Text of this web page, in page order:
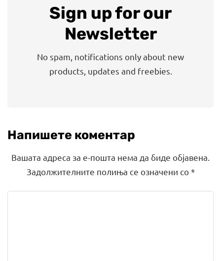
Sign up for our
Newsletter
No spam, notifications only about new
products, updates and freebies.
Напишете коментар
Вашата адреса за е-пошта нема да биде објавена.
Задолжителните полиња се означени со*